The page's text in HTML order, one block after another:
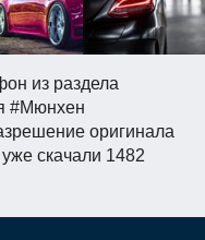
из раздела
#Мюнхен
оригинала
скачали 1482